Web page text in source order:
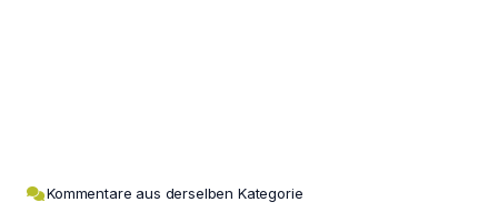
Kommentare aus derselben Kategorie